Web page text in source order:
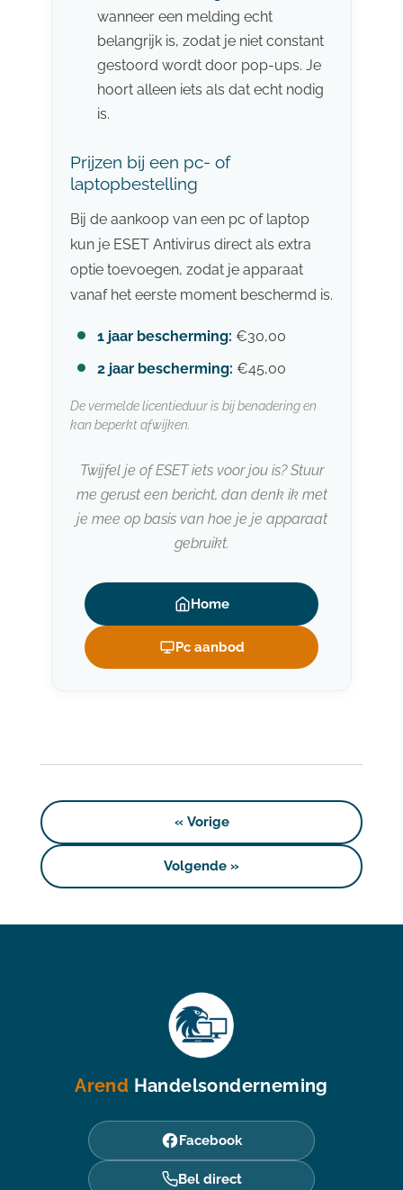
wanneer een melding echt
belangrijk is, zodat je niet constant
gestoord wordt door pop-ups. Je
hoort alleen iets als dat echt nodig
is.
Prijzen bij een pc- of
laptopbestelling
Bij de aankoop van een pc of laptop
kun je ESET Antivirus direct als extra
optie toevoegen, zodat je apparaat
vanaf het eerste moment beschermd is.
1 jaar bescherming: €30,00
2 jaar bescherming: €45,00
De vermelde licentieduur is bij benadering en
kan beperkt afwijken.
Twijfel je of ESET iets voor jou is? Stuur
me gerust een bericht, dan denk ik met
je mee op basis van hoe je je apparaat
gebruikt.
Home
Pc aanbod
« Vorige
Volgende »
Arend Handelsonderneming
Facebook
Bel direct